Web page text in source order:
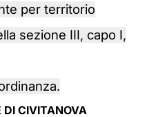
per territorio
sezione III, capo I,
DI CIVITANOVA